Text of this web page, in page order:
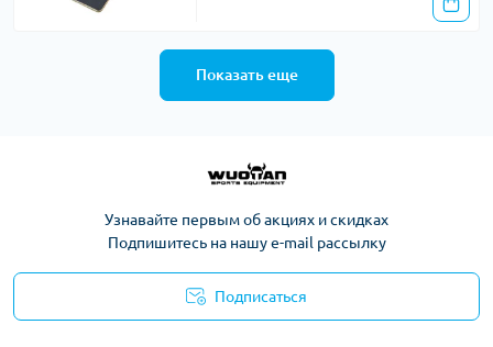
Показать еще
Узнавайте первым об акциях и скидках
Подпишитесь на нашу e-mail рассылку
Подписаться